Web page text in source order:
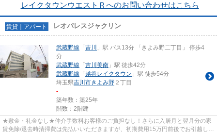
レイクタウンウエストＲへのお問い合わせはこちら
賃貸｜アパート レオパレスジャクリン
武蔵野線 「 吉川
」駅 バス13分 「きよみ野二丁目」 停歩4
分
武蔵野線 「 吉川美南 」駅 徒歩42分
武蔵野線 「 越谷レイクタウン 」駅 徒歩54分
埼玉県吉川市きよみ野 ２丁目
-
築年数：築25年
階数：2階建
★敷金・礼金なし★仲介手数料お客様のご負担なし！さらに入居月と翌月分の家
賃免除/退去時清掃費は先払いいただきますが、初期費用15万円前後でお引越し可